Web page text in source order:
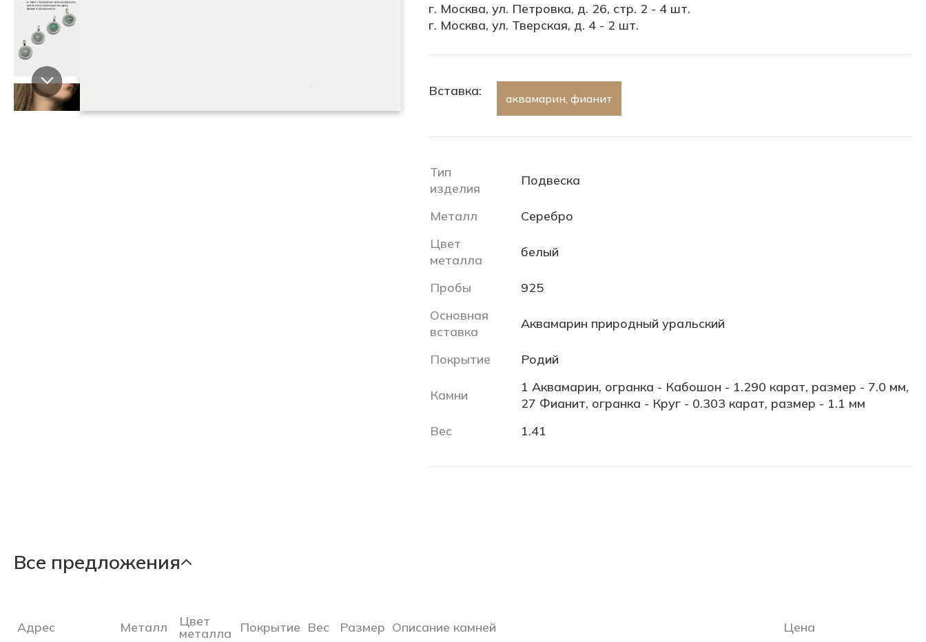
г. Москва, ул. Петровка, д. 26, стр. 2 - 4 шт.
г. Москва, ул. Тверская, д. 4 - 2 шт.
Вставка: аквамарин, фианит
Тип
изделия
Подвеска
Металл
Серебро
Цвет
металла
белый
Пробы
925
Основная
вставка
Аквамарин природный уральский
Покрытие Родий
Камни
1 Аквамарин, огранка - Кабошон - 1.290 карат, размер - 7.0 мм,
27 Фианит, огранка - Круг - 0.303 карат, размер - 1.1 мм
Вес
1.41
Все предложения
Адрес Металл Цвет
металла Покрытие Вес Размер Описание камней Цена